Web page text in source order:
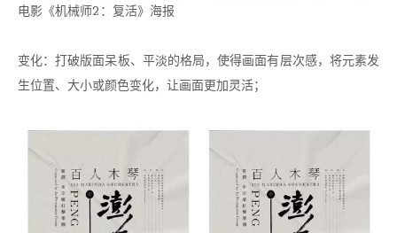
电影《机械师2：复活》海报
变化：打破版面呆板、平淡的格局，使得画面有层次感，将元素发
生位置、大小或颜色变化，让画面更加灵活；